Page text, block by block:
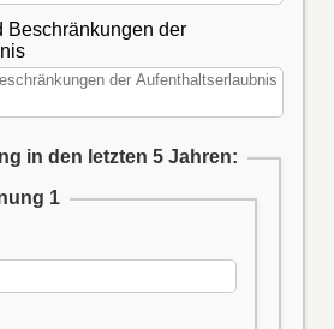
Beschränkungen der
in den letzten 5 Jahren:
1